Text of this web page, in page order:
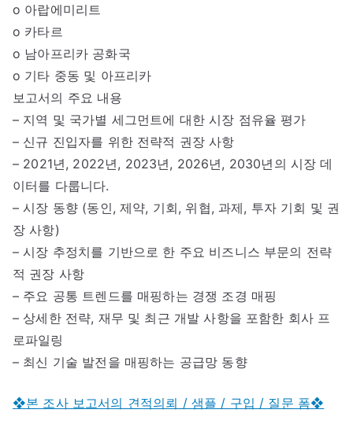
o 아랍에미리트
o 카타르
o 남아프리카 공화국
o 기타 중동 및 아프리카
보고서의 주요 내용
– 지역 및 국가별 세그먼트에 대한 시장 점유율 평가
– 신규 진입자를 위한 전략적 권장 사항
– 2021년, 2022년, 2023년, 2026년, 2030년의 시장 데
이터를 다룹니다.
– 시장 동향 (동인, 제약, 기회, 위협, 과제, 투자 기회 및 권
장 사항)
– 시장 추정치를 기반으로 한 주요 비즈니스 부문의 전략
적 권장 사항
– 주요 공통 트렌드를 매핑하는 경쟁 조경 매핑
– 상세한 전략, 재무 및 최근 개발 사항을 포함한 회사 프
로파일링
– 최신 기술 발전을 매핑하는 공급망 동향
❖본 조사 보고서의 견적의뢰 / 샘플 / 구입 / 질문 폼❖